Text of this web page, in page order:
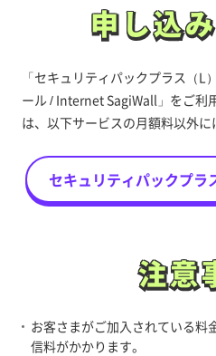
申し込
申し込
「セキュリティパックプラス（L
ール / Internet SagiWall」をご利
は、以下サービスの月額料以外に
セキュリティパックプラ
注意
注意
お客さまがご加入されている料
信料がかかります。